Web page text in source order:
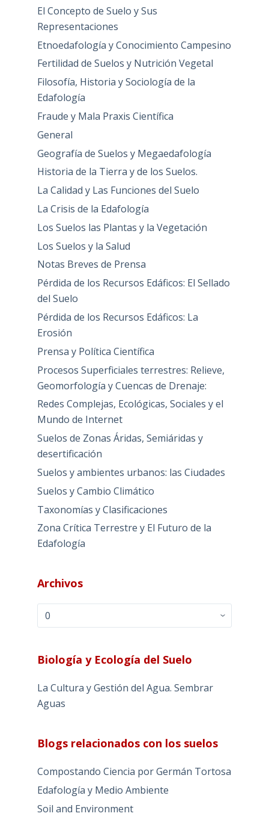
El Concepto de Suelo y Sus
Representaciones
Etnoedafología y Conocimiento Campesino
Fertilidad de Suelos y Nutrición Vegetal
Filosofía, Historia y Sociología de la
Edafología
Fraude y Mala Praxis Científica
General
Geografía de Suelos y Megaedafología
Historia de la Tierra y de los Suelos.
La Calidad y Las Funciones del Suelo
La Crisis de la Edafología
Los Suelos las Plantas y la Vegetación
Los Suelos y la Salud
Notas Breves de Prensa
Pérdida de los Recursos Edáficos: El Sellado
del Suelo
Pérdida de los Recursos Edáficos: La
Erosión
Prensa y Política Científica
Procesos Superficiales terrestres: Relieve,
Geomorfología y Cuencas de Drenaje:
Redes Complejas, Ecológicas, Sociales y el
Mundo de Internet
Suelos de Zonas Áridas, Semiáridas y
desertificación
Suelos y ambientes urbanos: las Ciudades
Suelos y Cambio Climático
Taxonomías y Clasificaciones
Zona Crítica Terrestre y El Futuro de la
Edafología
Archivos
Archivos
Biología y Ecología del Suelo
La Cultura y Gestión del Agua. Sembrar
Aguas
Blogs relacionados con los suelos
Compostando Ciencia por Germán Tortosa
Edafología y Medio Ambiente
Soil and Environment